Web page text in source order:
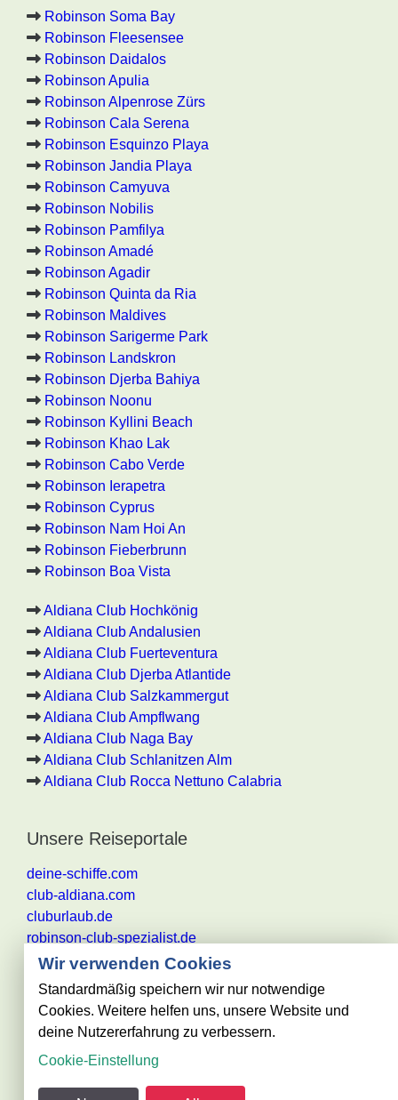
Robinson Soma Bay
Robinson Fleesensee
Robinson Daidalos
Robinson Apulia
Robinson Alpenrose Zürs
Robinson Cala Serena
Robinson Esquinzo Playa
Robinson Jandia Playa
Robinson Camyuva
Robinson Nobilis
Robinson Pamfilya
Robinson Amadé
Robinson Agadir
Robinson Quinta da Ria
Robinson Maldives
Robinson Sarigerme Park
Robinson Landskron
Robinson Djerba Bahiya
Robinson Noonu
Robinson Kyllini Beach
Robinson Khao Lak
Robinson Cabo Verde
Robinson Ierapetra
Robinson Cyprus
Robinson Nam Hoi An
Robinson Fieberbrunn
Robinson Boa Vista
Aldiana Club Hochkönig
Aldiana Club Andalusien
Aldiana Club Fuerteventura
Aldiana Club Djerba Atlantide
Aldiana Club Salzkammergut
Aldiana Club Ampflwang
Aldiana Club Naga Bay
Aldiana Club Schlanitzen Alm
Aldiana Club Rocca Nettuno Calabria
Unsere Reiseportale
deine-schiffe.com
club-aldiana.com
cluburlaub.de
robinson-club-spezialist.de
Alle Angaben ohne Gewähr. Es gelten die aktuellen
Reisebestimmungen des jeweiligen
Reiseveranstalters
Wir verwenden Cookies
Standardmäßig speichern wir nur notwendige
Cookies. Weitere helfen uns, unsere Website und
deine Nutzererfahrung zu verbessern.
Cookie-Einstellung